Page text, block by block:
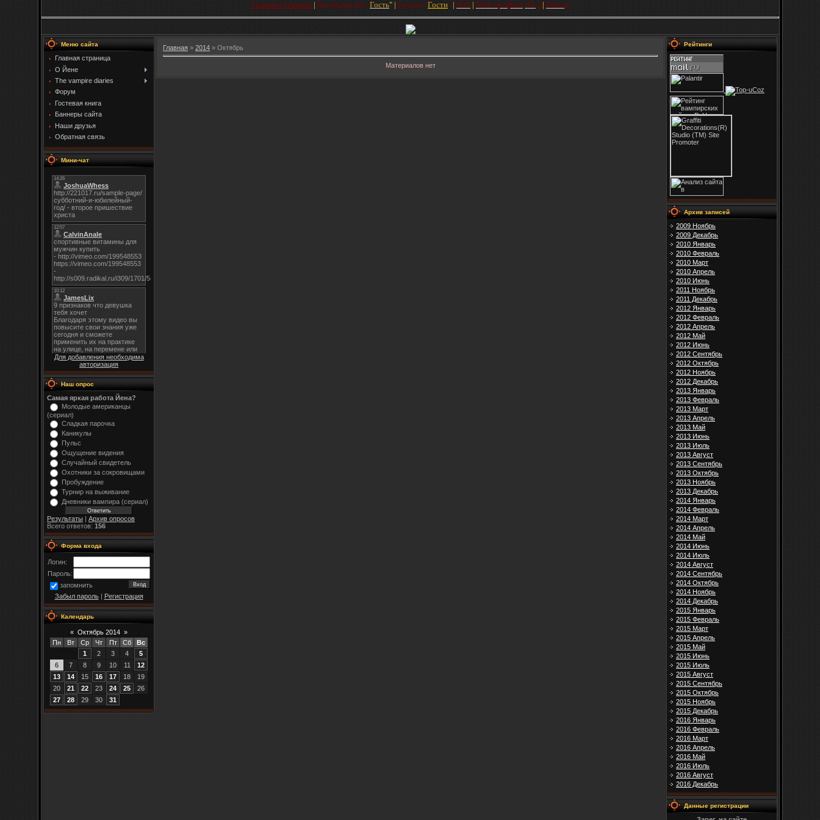
Главная страница | Вы вошли как "Гость"| Группа"Гости" | RSS | Мой профиль ЛC()| Выход
Меню сайта
Главная страница
О Йене
The vampire diaries
Форум
Гостевая книга
Баннеры сайта
Наши друзья
Обратная связь
Мини-чат
Для добавления необходима
авторизация
Наш опрос
Самая яркая работа Йена?
Молодые американцы
(сериал)
Сладкая парочка
Каникулы
Пульс
Ощущение видения
Случайный свидетель
Охотники за сокровищами
Пробуждение
Турнир на выживание
Дневники вампира (сериал)
Результаты
Архив опросов
Всего ответов: 156
Форма входа
Логин:
Пароль:
запомнить
Забыл пароль| Регистрация
Календарь
« Октябрь 2014 »
Пн
Вт Ср Чт Пт Сб
Вс
1
2 3 4
5
6
7 8 9 10 11
12
13
14 15 16 17 18
19
20
21 22 23 24 25
26
27
28 29 30 31
Главная » 2014 » Октябрь
Материалов нет
Рейтинги
Архив записей
2009 Ноябрь
2009 Декабрь
2010 Январь
2010 Февраль
2010 Март
2010 Апрель
2010 Июнь
2011 Ноябрь
2011 Декабрь
2012 Январь
2012 Февраль
2012 Апрель
2012 Май
2012 Июнь
2012 Сентябрь
2012 Октябрь
2012 Ноябрь
2012 Декабрь
2013 Январь
2013 Февраль
2013 Март
2013 Апрель
2013 Май
2013 Июнь
2013 Июль
2013 Август
2013 Сентябрь
2013 Октябрь
2013 Ноябрь
2013 Декабрь
2014 Январь
2014 Февраль
2014 Март
2014 Апрель
2014 Май
2014 Июнь
2014 Июль
2014 Август
2014 Сентябрь
2014 Октябрь
2014 Ноябрь
2014 Декабрь
2015 Январь
2015 Февраль
2015 Март
2015 Апрель
2015 Май
2015 Июнь
2015 Июль
2015 Август
2015 Сентябрь
2015 Октябрь
2015 Ноябрь
2015 Декабрь
2016 Январь
2016 Февраль
2016 Март
2016 Апрель
2016 Май
2016 Июль
2016 Август
2016 Декабрь
Данные регистрации